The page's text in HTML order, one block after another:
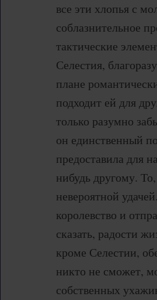
все эти хлопья с
соблазнительное
тактические
Селестия,
плане
подходит ей для
только разумно
он единственный
предоставила для
нибудь другому.
невероятной
королевство и
сказать, радости
кроме Селестии,
никто не сможет,
собственных